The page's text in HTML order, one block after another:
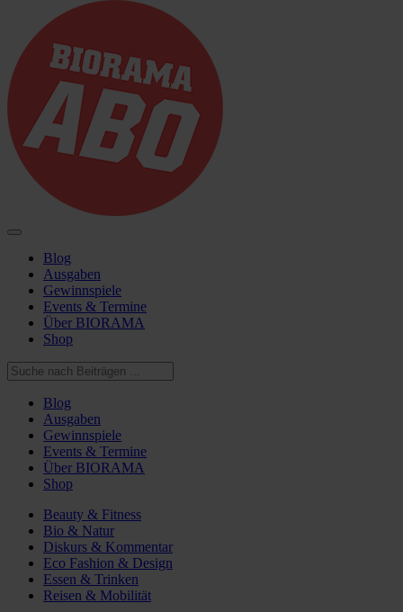
Blog
Ausgaben
Gewinnspiele
Events & Termine
Über BIORAMA
Shop
Blog
Ausgaben
Gewinnspiele
Events & Termine
Über BIORAMA
Shop
Beauty & Fitness
Bio & Natur
Diskurs & Kommentar
Eco Fashion & Design
Essen & Trinken
Reisen & Mobilität